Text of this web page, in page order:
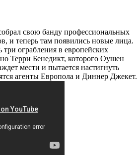
свою банду профессиональных
и теперь там появились новые лица.
ограбления в европейских
Терри Бенедикт, которого Оушен
мести и пытается настигнуть
агенты Европола и Диннер Джекет.